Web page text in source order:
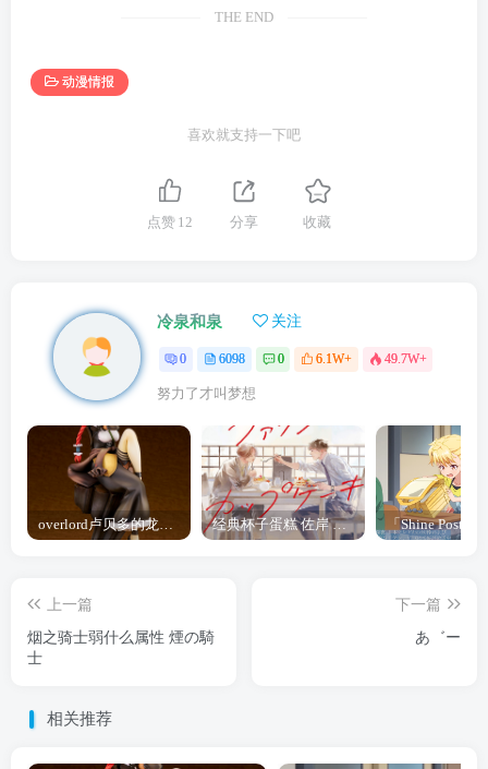
THE END
动漫情报
喜欢就支持一下吧
点赞 12 分享 收藏
冷泉和泉 关注
0 6098 0 6.1W+ 49.7W+
努力了才叫梦想
overlord卢贝多的龙王谁厉害 「Overlord」露普斯蕾琪娜·贝塔手办开订 经典杯子蛋糕 佐岸 漫画「经典杯子蛋糕」宣布真人日剧化
上一篇
烟之骑士弱什么属性 煙の騎
士
下一篇
あ゛ー
相关推荐